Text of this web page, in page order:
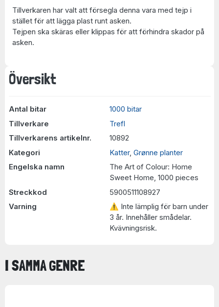
Översikt
Antal bitar
1000 bitar
Tillverkare
Trefl
Tillverkarens artikelnr.
10892
Kategori
Katter, Grønne planter
Engelska namn
The Art of Colour: Home
Sweet Home, 1000 pieces
Streckkod
5900511108927
Varning
⚠ Inte lämplig för barn under
3 år. Innehåller smådelar.
Kvävningsrisk.
Tillverkaren har valt att försegla denna vara med tejp i
stället för att lägga plast runt asken.
Tejpen ska skäras eller klippas för att förhindra skador på
asken.
I SAMMA GENRE